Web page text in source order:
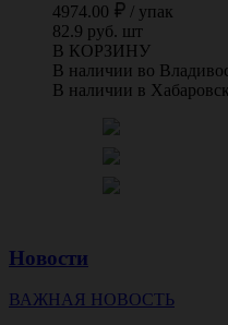
4974.00 / упак
82.9 руб. шт
В КОРЗИНУ
В наличии во
В наличии в
Новости
ВАЖНАЯ НОВОСТЬ